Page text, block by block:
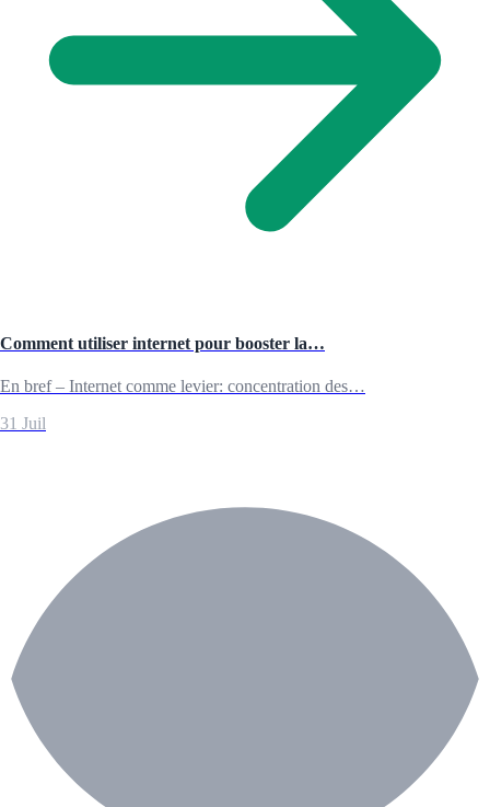
Comment utiliser internet pour booster la…
En bref – Internet comme levier: concentration des…
31 Juil